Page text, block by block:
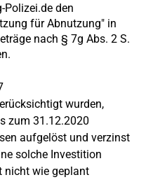
Polizei.de den
für Abnutzung" in
nach § 7g Abs. 2 S.
wurden,
zum 31.12.2020
aufgelöst und verzinst
solche Investition
nicht wie geplant